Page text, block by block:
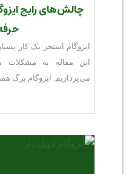
چالش‌های رایج
ایزوگام استخر یک کار
این مقاله به
می‌پردازیم. ایزوگام برگ